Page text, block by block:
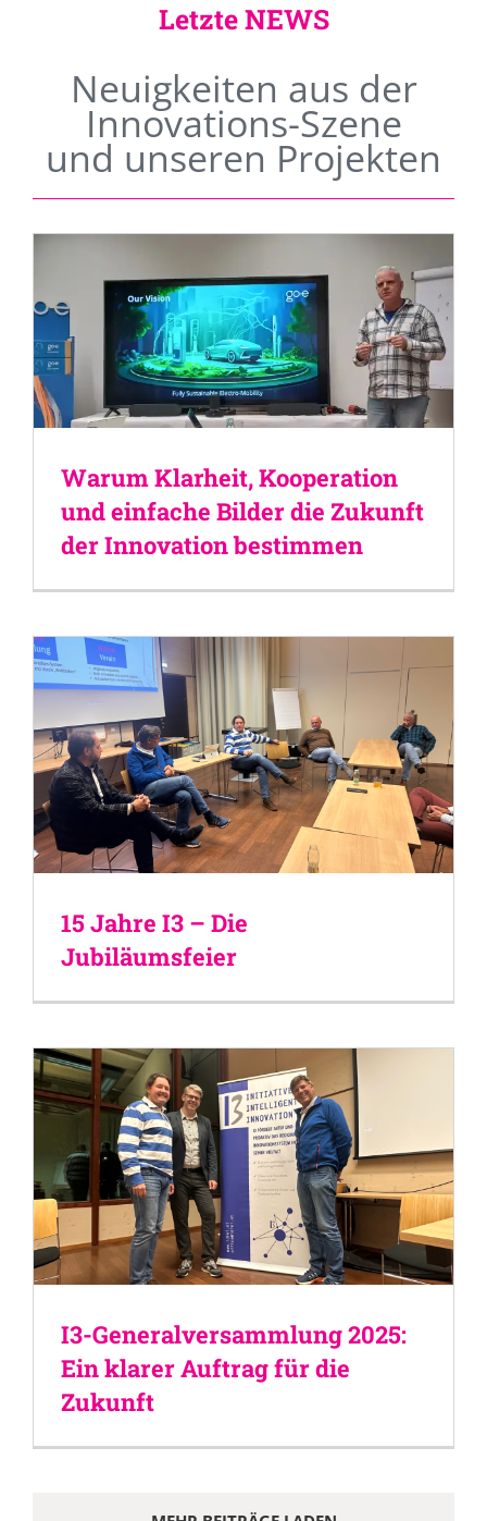
Letzte NEWS
Neuigkeiten aus der
Innovations-Szene
und unseren Projekten
Warum Klarheit, Kooperation
und einfache Bilder die Zukunft
der Innovation bestimmen
15 Jahre I3 – Die
Jubiläumsfeier
I3-Generalversammlung 2025:
Ein klarer Auftrag für die
Zukunft